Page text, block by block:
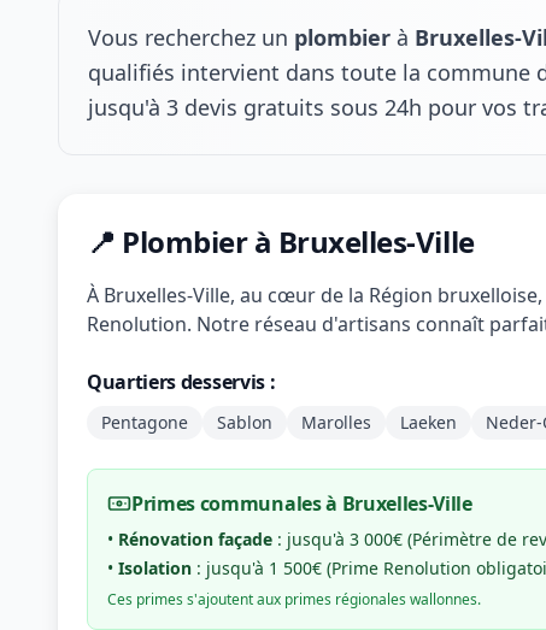
Vous recherchez un plombier à Bruxelles-
qualifiés intervient dans toute la commune
jusqu'à 3 devis gratuits sous 24h pour vos
📍 Plombier à Bruxelles-Ville
À Bruxelles-Ville, au cœur de la Région
Renolution. Notre réseau d'artisans connaît
Quartiers desservis :
Pentagone Sablon Marolles Laeken
Primes communales à Bruxelles-Ville
• Rénovation façade : jusqu'à 3 000€ (Périmètre de
• Isolation : jusqu'à 1 500€ (Prime Renolution
Ces primes s'ajoutent aux primes régionales wallonnes.